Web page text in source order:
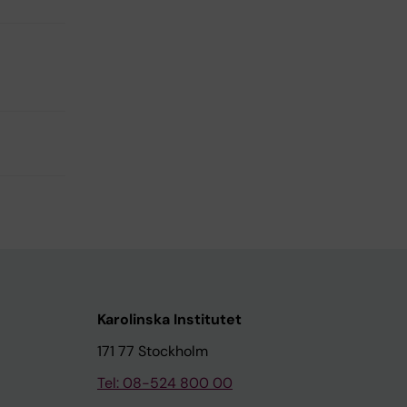
Karolinska Institutet
171 77 Stockholm
Tel: 08-524 800 00